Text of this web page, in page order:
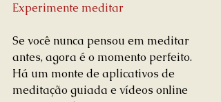
Experimente meditar
Se você nunca pensou em meditar
antes, agora é o momento perfeito.
Há um monte de aplicativos de
meditação guiada e vídeos online